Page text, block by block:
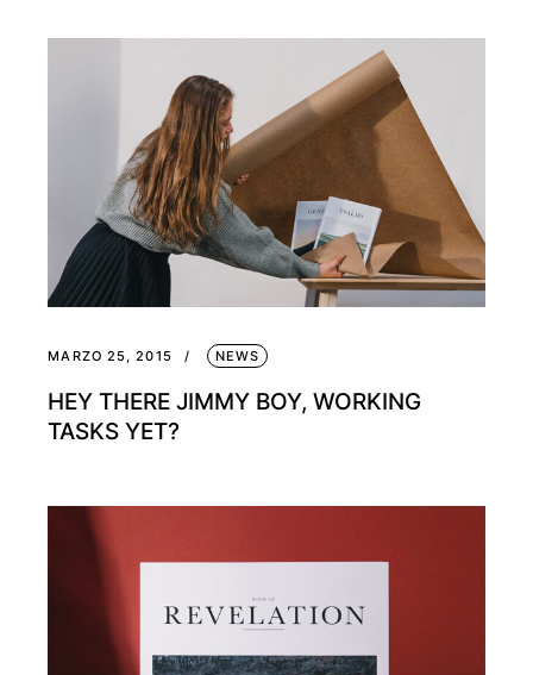
MARZO 25, 2015 NEWS
HEY THERE JIMMY BOY, WORKING
TASKS YET?